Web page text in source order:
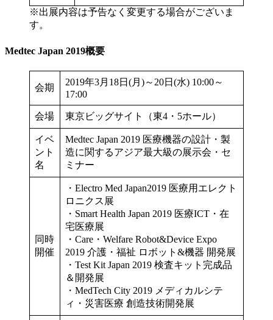
※出展内容は予告なく変更する場合がございま
す。
Medtec Japan 2019概要
会期
2019年3月18日(月)～20日(水) 10:00～
17:00
会場 東京ビッグサイト（東4・5ホール）
イベ
ント
名
Medtec Japan 2019 医療機器の設計・製
造に関するアジア最大級の展示会・セ
ミナー
同時
開催
・Electro Med Japan2019 医療用エレクト
ロニクス展
・Smart Health Japan 2019 医療ICT・在
宅医療展
・Care・Welfare Robot&Device Expo
2019 介護・福祉 ロボット&機器 開発展
・Test Kit Japan 2019 検査キット完成品
＆開発展
・MedTech City 2019 メディカルシテ
ィ・災害医療 創造技術開発展